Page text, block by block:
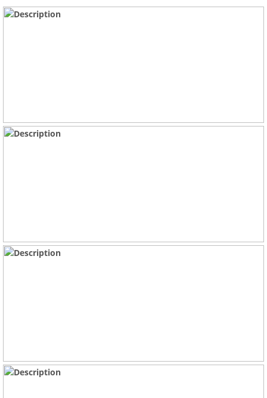
Española de Protección de Datos, www.aepd.es y Calle Jorge
Juan, 6, 28001 - Madrid, como Autoridad Independiente de